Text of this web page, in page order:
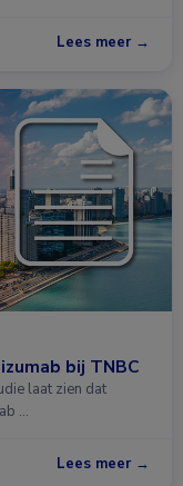
Lees meer →
bij TNBC
laat zien dat
…
Lees meer →